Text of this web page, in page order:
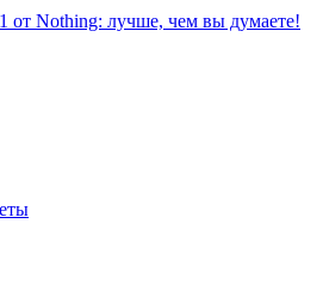
от Nothing: лучше, чем вы думаете!